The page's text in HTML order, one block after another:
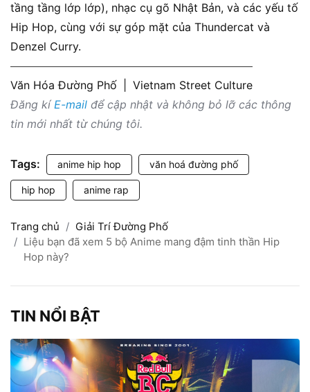
tầng tầng lớp lớp), nhạc cụ gõ Nhật Bản, và các yếu tố
Hip Hop, cùng với sự góp mặt của Thundercat và
Denzel Curry.
Văn Hóa Đường Phố
Vietnam Street Culture
Đăng kíE-mail để cập nhật và không bỏ lỡ các thông
tin mới nhất từ chúng tôi.
Tags: anime hip hop văn hoá đường phố
hip hop anime rap
Trang chủ
Giải Trí Đường Phố
Liệu bạn đã xem 5 bộ Anime mang đậm tinh thần Hip
Hop này?
TIN NỔI BẬT